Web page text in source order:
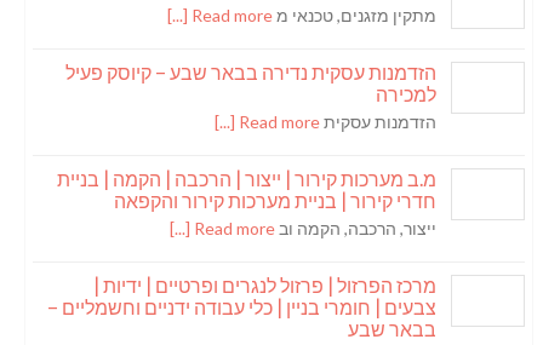
מתקין מזגנים, טכנאי מRead more [...]
הזדמנות עסקית נדירה בבאר שבע – קיוסק פעיל
למכירה
הזדמנות עסקיתRead more [...]
מ.ב מערכות קירור | ייצור | הרכבה | הקמה | בניית
חדרי קירור | בניית מערכות קירור והקפאה
ייצור, הרכבה, הקמה וב Read more [...]
מרכז הפרזול | פרזול לנגרים ופרטיים | ידיות |
צבעים | חומרי בניין | כלי עבודה ידניים וחשמליים –
בבאר שבע